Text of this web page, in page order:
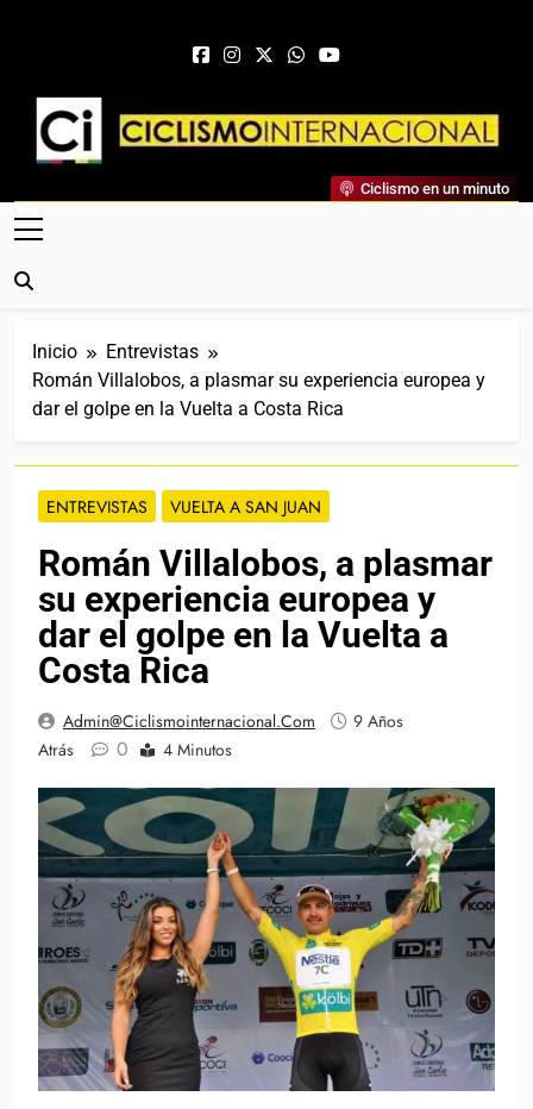
Ciclismo Internacional
Web Dedicada Al Ciclismo Mundial. Entrevistas, Análisis,
Crónicas, Previas Y Más. La Web Ciclista De Referencia.
Ciclismo en un minuto
Inicio
Entrevistas
Román Villalobos, a plasmar su experiencia europea y
dar el golpe en la Vuelta a Costa Rica
ENTREVISTAS VUELTA A SAN JUAN
Román Villalobos, a plasmar
su experiencia europea y
dar el golpe en la Vuelta a
Costa Rica
Admin@ciclismointernacional.com
9 Años
Atrás
0 4 Minutos